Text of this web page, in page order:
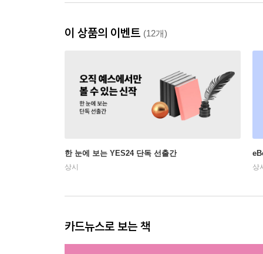
이 상품의 이벤트 (12개)
한 눈에 보는 YES24 단독 선출간
상시 상
카드뉴스로 보는 책